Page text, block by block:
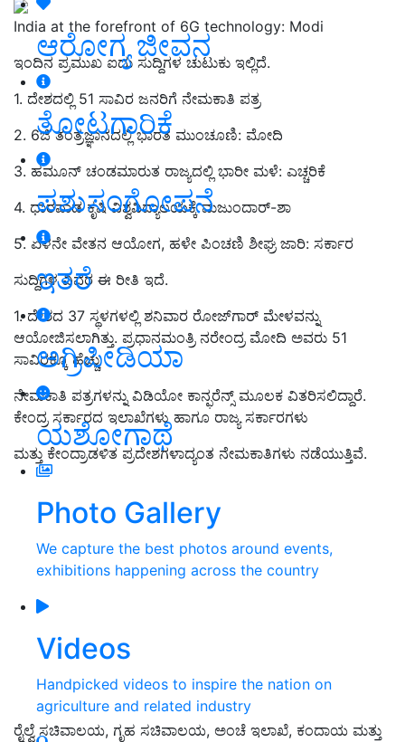
ಆರೋಗ್ಯ ಜೀವನ
ತೋಟಗಾರಿಕೆ
ಪಶುಸಂಗೋಪನೆ
ಇತರೆ
ಅಗ್ರಿಪೀಡಿಯಾ
ಯಶೋಗಾಥೆ
Photo Gallery
We capture the best photos around events,
exhibitions happening across the country
Videos
Handpicked videos to inspire the nation on
agriculture and related industry
India at the forefront of 6G technology: Modi
ಇಂದಿನ ಪ್ರಮುಖ ಐದು ಸುದ್ದಿಗಳ ಚುಟುಕು ಇಲ್ಲಿದೆ.
1. ದೇಶದಲ್ಲಿ 51 ಸಾವಿರ ಜನರಿಗೆ ನೇಮಕಾತಿ ಪತ್ರ
2. 6ಜಿ ತಂತ್ರಜ್ಞಾನದಲ್ಲಿ ಭಾರತ ಮುಂಚೂಣಿ: ಮೋದಿ
3. ಹಮೂನ್‌ ಚಂಡಮಾರುತ ರಾಜ್ಯದಲ್ಲಿ ಭಾರೀ ಮಳೆ: ಎಚ್ಚರಿಕೆ
4. ಧಾರವಾಡ ಕೃಷಿ ವಿಶ್ವವಿದ್ಯಾಲಯಕ್ಕೆಮಜುಂದಾರ್-ಶಾ
5. ಏಳನೇ ವೇತನ ಆಯೋಗ, ಹಳೇ ಪಿಂಚಣಿ ಶೀಘ್ರ ಜಾರಿ: ಸರ್ಕಾರ
ಸುದ್ದಿಗಳ ವಿವರ ಈ ರೀತಿ ಇದೆ.
1.ದೇಶದ 37 ಸ್ಥಳಗಳಲ್ಲಿ ಶನಿವಾರ ರೋಜ್‌ಗಾರ್ ಮೇಳವನ್ನು
ಆಯೋಜಿಸಲಾಗಿತ್ತು. ಪ್ರಧಾನಮಂತ್ರಿ ನರೇಂದ್ರ ಮೋದಿ ಅವರು 51
ಸಾವಿರಕ್ಕೂ ಹೆಚ್ಚು
ನೇಮಕಾತಿ ಪತ್ರಗಳನ್ನು ವಿಡಿಯೋ ಕಾನ್ಫರೆನ್ಸ್ ಮೂಲಕ ವಿತರಿಸಲಿದ್ದಾರೆ.
ಕೇಂದ್ರ ಸರ್ಕಾರದ ಇಲಾಖೆಗಳು ಹಾಗೂ ರಾಜ್ಯ ಸರ್ಕಾರಗಳು
ಮತ್ತು ಕೇಂದ್ರಾಡಳಿತ ಪ್ರದೇಶಗಳಾದ್ಯಂತ ನೇಮಕಾತಿಗಳು ನಡೆಯುತ್ತಿವೆ.
ರೈಲ್ವೆ ಸಚಿವಾಲಯ, ಗೃಹ ಸಚಿವಾಲಯ, ಅಂಚೆ ಇಲಾಖೆ, ಕಂದಾಯ ಮತ್ತು